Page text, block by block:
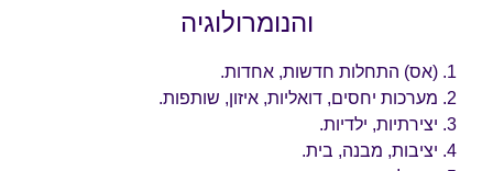
והנומרולוגיה
(אס) התחלות חדשות, אחדות.
מערכות יחסים, דואליות, איזון, שותפות.
יצירתיות, ילדיות.
יציבות, מבנה, בית.